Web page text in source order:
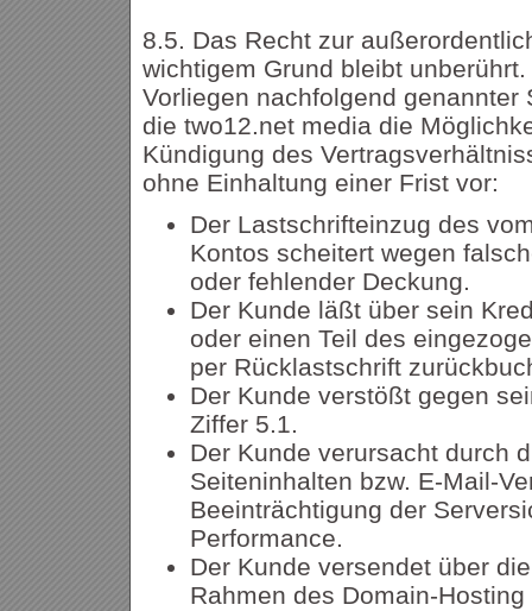
8.5. Das Recht zur
wichtigem Grund bleibt
Vorliegen nachfolgend genannter
die two12.net media die
Kündigung des
ohne Einhaltung einer Frist vor:
Der Lastschrifteinzug des
Kontos scheitert wegen
oder fehlender Deckung.
Der Kunde läßt über sein
oder einen Teil des
per Rücklastschrift
Der Kunde verstößt gegen
Ziffer 5.1.
Der Kunde verursacht durch
Seiteninhalten bzw. E-Mail-
Beeinträchtigung der
Performance.
Der Kunde versendet über
Rahmen des Domain-